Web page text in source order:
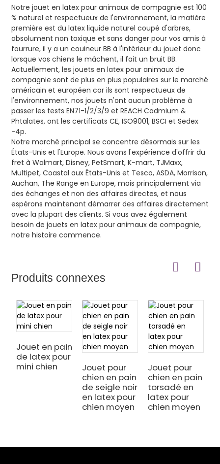
Notre jouet en latex pour animaux de compagnie est 100
% naturel et respectueux de l'environnement, la matière
première est du latex liquide naturel coupé d'arbres,
absolument non toxique et sans danger pour vos amis à
fourrure, il y a un couineur BB à l'intérieur du jouet donc
lorsque vos chiens le mâchent, il fait un bruit BB.
Actuellement, les jouets en latex pour animaux de
compagnie sont de plus en plus populaires sur le marché
américain et européen car ils sont respectueux de
l'environnement, nos jouets n'ont aucun problème à
passer les tests EN71-1/2/3/9 et REACH Cadmium &
Phtalates, ont les certificats CE, ISO9001, BSCI et Sedex
-4p.
Notre marché principal se concentre désormais sur les
États-Unis et l'Europe. Nous avons l'expérience d'offrir du
fret à Walmart, Disney, PetSmart, K-mart, TJMaxx,
Multipet, Coastal aux États-Unis et Tesco, ASDA, Morrison,
Auchan, The Range en Europe, mais principalement via
des échanges et non des affaires directes, et nous
espérons maintenant démarrer des affaires directement
avec la plupart des clients. Si vous avez également
besoin de jouets en latex pour animaux de compagnie,
notre histoire commence.
Produits connexes
Jouet en pain
de latex pour
mini chien
Jouet pour
chien en pain
de seigle noir
en latex pour
chien moyen
Jouet pour
chien en pain
torsadé en
latex pour
chien moyen